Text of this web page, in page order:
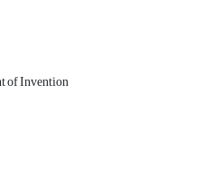
of Invention